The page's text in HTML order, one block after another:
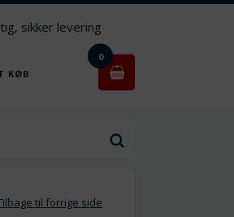
sikker levering
KØB
0
til forrige side